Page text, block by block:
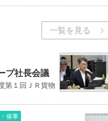
一覧を見る
プ社長会議
第１回ＪＲ貨物
催事